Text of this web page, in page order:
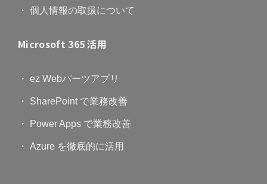
・ 個人情報の取扱について
Microsoft 365 活用
・ ez Webパーツアプリ
・ SharePoint で業務改善
・ Power Apps で業務改善
・ Azure を徹底的に活用